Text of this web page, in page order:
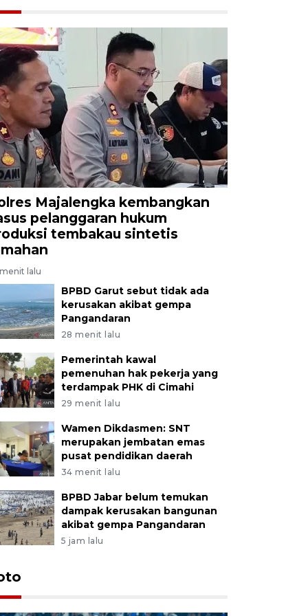
Majalengka kembangkan
pelanggaran hukum
tembakau sintetis
lalu
BPBD Garut sebut tidak ada
kerusakan akibat gempa
Pangandaran
28 menit lalu
Pemerintah kawal
pemenuhan hak pekerja yang
terdampak PHK di Cimahi
29 menit lalu
Wamen Dikdasmen: SNT
merupakan jembatan emas
pusat pendidikan daerah
34 menit lalu
BPBD Jabar belum temukan
dampak kerusakan bangunan
akibat gempa Pangandaran
5 jam lalu